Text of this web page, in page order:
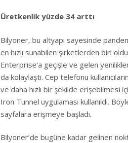
Üretkenlik yüzde 34 arttı
Bilyoner, bu altyapı sayesinde
en hızlı sunabilen şirketlerden biri
Enterprise’a geçişle ve gelen
da kolaylaştı. Cep telefonu
ve daha hızlı bir şekilde erişebilmesi
Iron Tunnel uygulaması kullanıldı.
sayfalara erişmeye başladı.
Bilyoner’de bugüne kadar gelinen